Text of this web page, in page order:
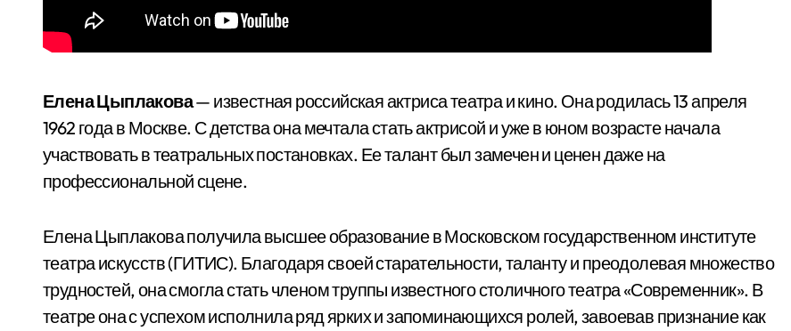
Елена Цыплакова— известная российская актриса театра и кино. Она родилась 13 апреля
1962 года в Москве. С детства она мечтала стать актрисой и уже в юном возрасте начала
участвовать в театральных постановках. Ее талант был замечен и ценен даже на
профессиональной сцене.
Елена Цыплакова получила высшее образование в Московском государственном институте
театра искусств (ГИТИС). Благодаря своей старательности, таланту и преодолевая множество
трудностей, она смогла стать членом труппы известного столичного театра «Современник». В
театре она с успехом исполнила ряд ярких и запоминающихся ролей, завоевав признание как